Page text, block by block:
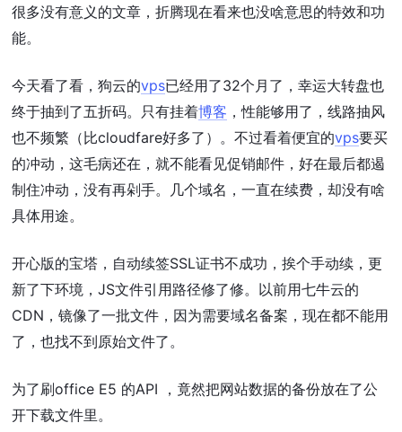
很多没有意义的文章，折腾现在看来也没啥意思的特效和功
能。
今天看了看，狗云的vps已经用了32个月了，幸运大转盘也
终于抽到了五折码。只有挂着博客 ，性能够用了，线路抽风
也不频繁（比cloudfare好多了）。不过看着便宜的vps要买
的冲动，这毛病还在，就不能看见促销邮件，好在最后都遏
制住冲动，没有再剁手。几个域名，一直在续费，却没有啥
具体用途。
开心版的宝塔，自动续签SSL证书不成功，挨个手动续，更
新了下环境，JS文件引用路径修了修。以前用七牛云的
CDN，镜像了一批文件，因为需要域名备案，现在都不能用
了，也找不到原始文件了。
为了刷office E5 的API ，竟然把网站数据的备份放在了公
开下载文件里。